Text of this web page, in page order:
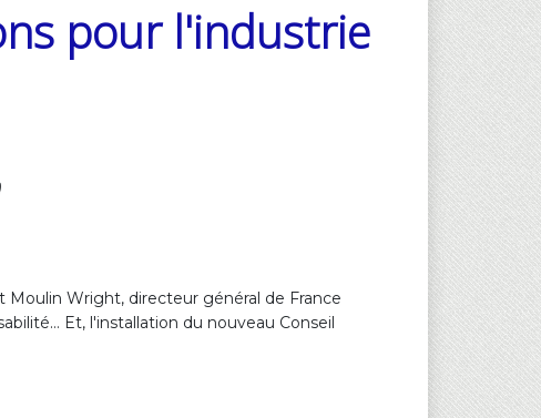
pour l'industrie
Wright, directeur général de France
Et, l'installation du nouveau Conseil